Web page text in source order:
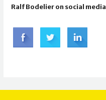
Ralf Bodelier on social media